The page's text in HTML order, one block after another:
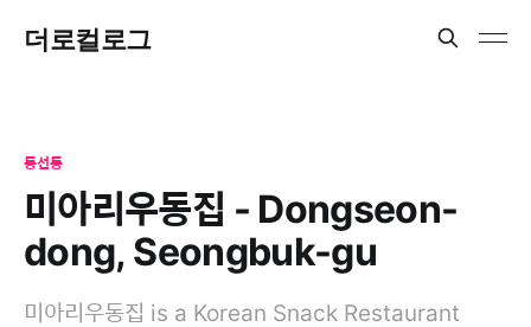
더로컬로그
동선동
미아리우동집 - Dongseon-
dong, Seongbuk-gu
미아리우동집 is a Korean Snack Restaurant